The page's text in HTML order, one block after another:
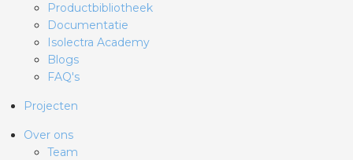
Productbibliotheek
Documentatie
Isolectra Academy
Blogs
FAQ's
Projecten
Over ons
Team